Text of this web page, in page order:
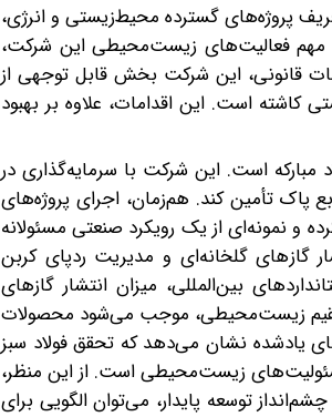
پروژه‌های گسترده محیط‌زیستی و انرژی،
مهم فعالیت‌های زیست‌محیطی این شرکت،
قانونی، این شرکت بخش قابل توجهی از
است. این اقدامات، علاوه بر بهبود
مبارکه است. این شرکت با سرمایه‌گذاری در
پاک تأمین کند. هم‌زمان، اجرای پروژه‌های
و نمونه‌ای از یک رویکرد صنعتی مسئولانه
گازهای گلخانه‌ای و مدیریت ردپای کربن
بین‌المللی، میزان انتشار گازهای
مستقیم زیست‌محیطی، موجب می‌شود محصولات
یادشده نشان می‌دهد که تحقق فولاد سبز
مسئولیت‌های زیست‌محیطی است. از این منظر،
توسعه پایدار، می‌توان الگویی برای